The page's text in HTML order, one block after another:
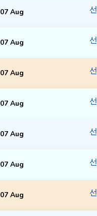
07 Aug
07 Aug
07 Aug
07 Aug
07 Aug
07 Aug
07 Aug